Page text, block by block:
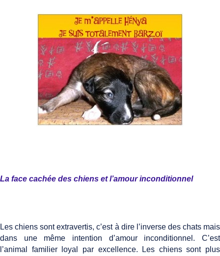
La face cachée des chiens et l’amour inconditionnel
Les chiens sont extravertis, c’est à dire l’inverse des chats mais
dans une même intention d’amour inconditionnel. C’est
l’animal familier loyal par excellence. Les chiens sont plus